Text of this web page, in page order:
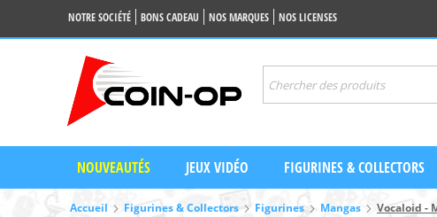
NOTRE SOCIÉTÉ BONS CADEAU NOS MARQUES NOS LICENSES
NOUVEAUTÉS JEUX VIDÉO FIGURINES & COLLECTORS
Accueil Figurines & Collectors Figurines Mangas Vocaloid -